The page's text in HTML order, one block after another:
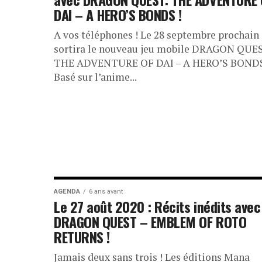
DAI – A HERO’S BONDS !
A vos téléphones ! Le 28 septembre prochain
sortira le nouveau jeu mobile DRAGON
THE ADVENTURE OF DAI – A HERO’S
Basé sur l’anime...
AGENDA 6 ans avant
Le 27 août 2020 : Récits inédits avec
DRAGON QUEST – EMBLEM OF ROTO
RETURNS !
Jamais deux sans trois ! Les éditions Mana